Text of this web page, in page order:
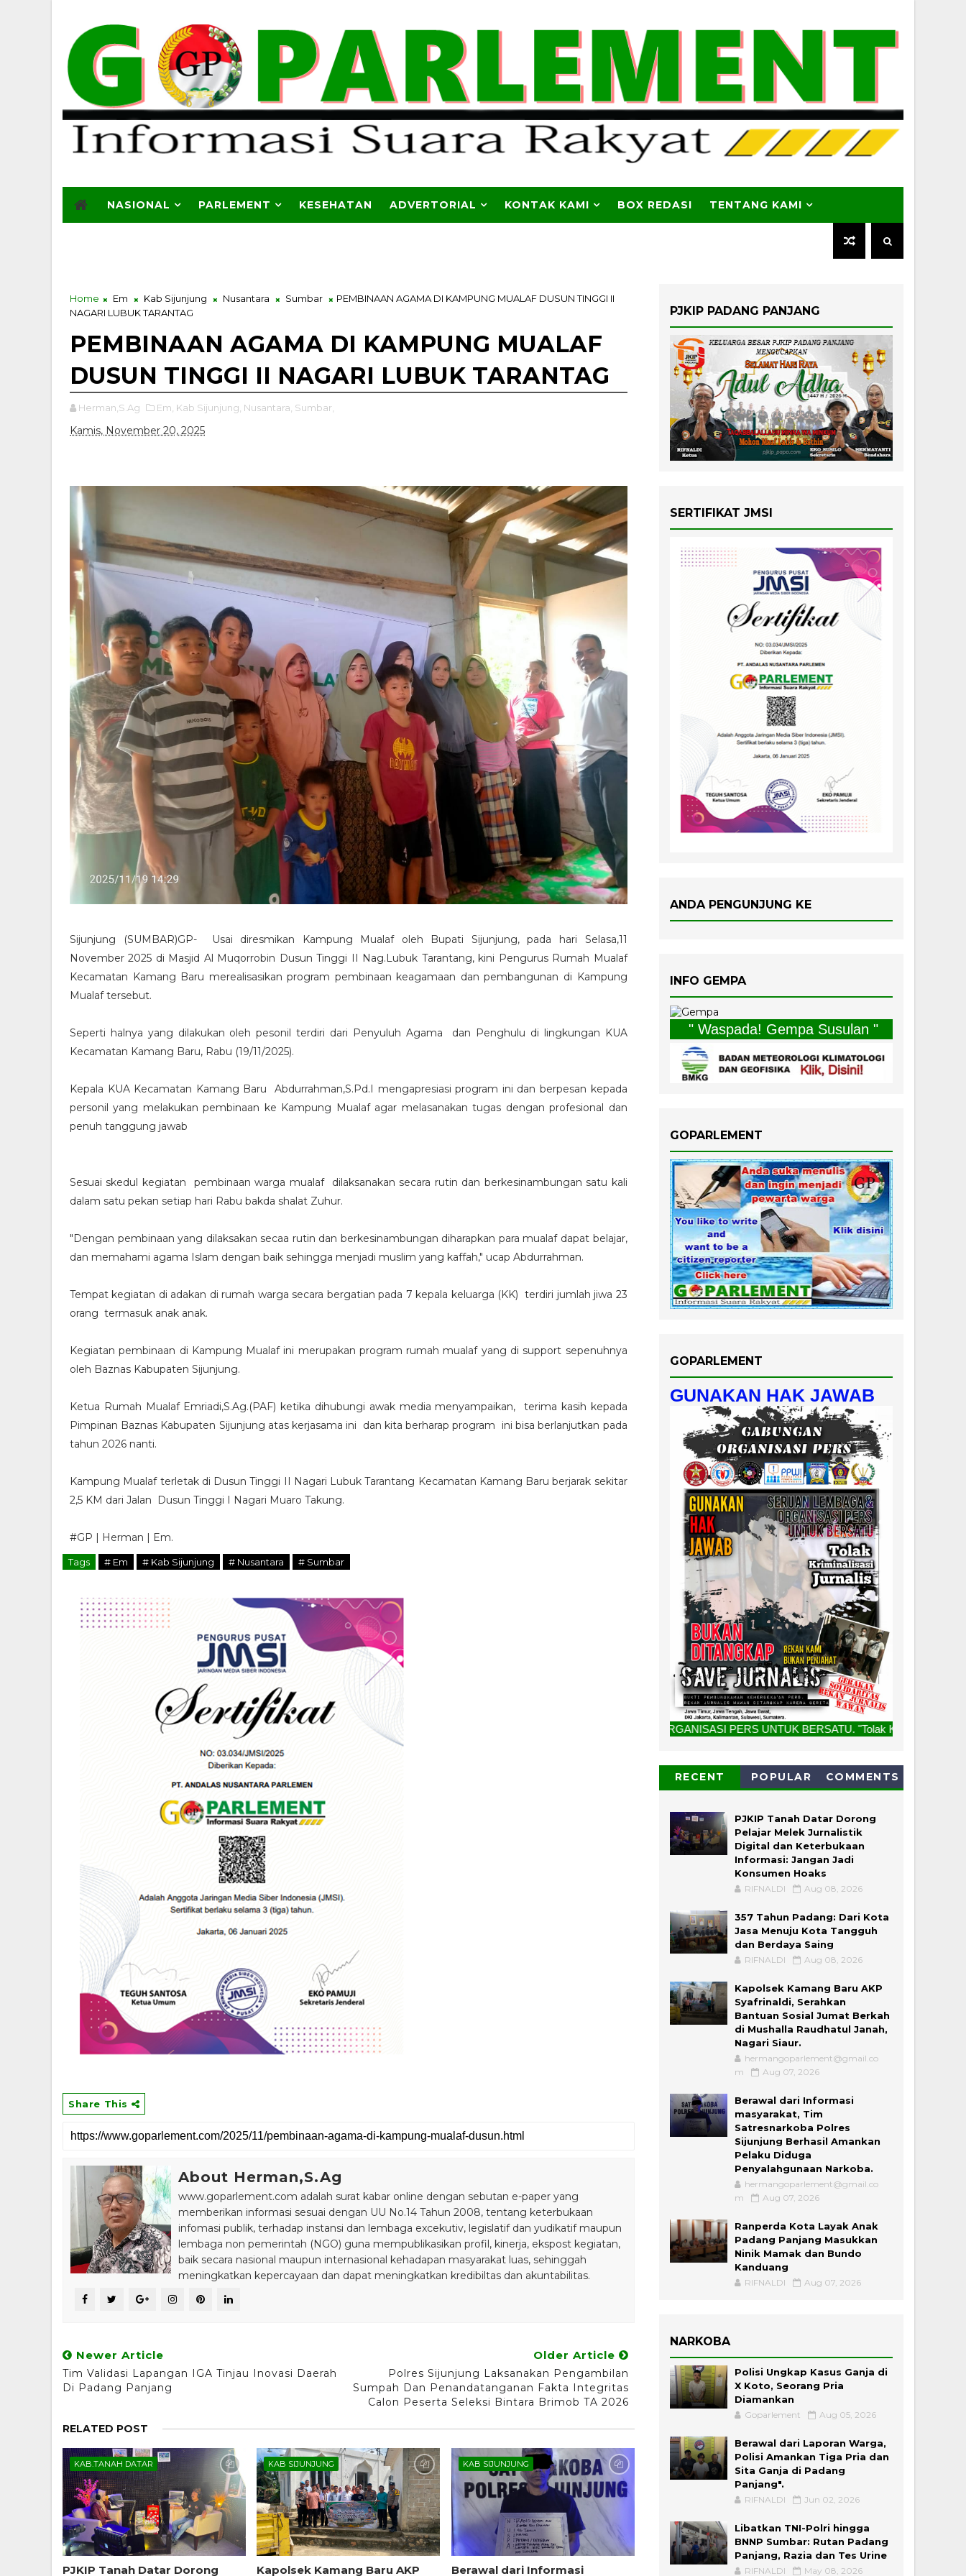
NASIONAL PARLEMENT KESEHATAN ADVERTORIAL KONTAK KAMI BOX REDASI TENTANG KAMI
Home Em Kab Sijunjung Nusantara Sumbar
PEMBINAAN AGAMA DI KAMPUNG MUALAF DUSUN TINGGI II
NAGARI LUBUK TARANTAG
PEMBINAAN AGAMA DI KAMPUNG MUALAF
DUSUN TINGGI II NAGARI LUBUK TARANTAG
Herman,S.Ag Em, Kab Sijunjung, Nusantara, Sumbar,
Kamis, November 20, 2025
Sijunjung (SUMBAR)GP- Usai diresmikan Kampung Mualaf oleh Bupati Sijunjung, pada hari Selasa,11
November 2025 di Masjid Al Muqorrobin Dusun Tinggi II Nag.Lubuk Tarantang, kini Pengurus Rumah Mualaf
Kecamatan Kamang Baru merealisasikan program pembinaan keagamaan dan pembangunan di Kampung
Mualaf tersebut.
Seperti halnya yang dilakukan oleh pesonil terdiri dari Penyuluh Agama dan Penghulu di lingkungan KUA
Kecamatan Kamang Baru, Rabu (19/11/2025).
Kepala KUA Kecamatan Kamang Baru Abdurrahman,S.Pd.I mengapresiasi program ini dan berpesan kepada
personil yang melakukan pembinaan ke Kampung Mualaf agar melasanakan tugas dengan profesional dan
penuh tanggung jawab
Sesuai skedul kegiatan pembinaan warga mualaf dilaksanakan secara rutin dan berkesinambungan satu kali
dalam satu pekan setiap hari Rabu bakda shalat Zuhur.
"Dengan pembinaan yang dilaksakan secaa rutin dan berkesinambungan diharapkan para mualaf dapat belajar,
dan memahami agama Islam dengan baik sehingga menjadi muslim yang kaffah," ucap Abdurrahman.
Tempat kegiatan di adakan di rumah warga secara bergatian pada 7 kepala keluarga (KK) terdiri jumlah jiwa 23
orang termasuk anak anak.
Kegiatan pembinaan di Kampung Mualaf ini merupakan program rumah mualaf yang di support sepenuhnya
oleh Baznas Kabupaten Sijunjung.
Ketua Rumah Mualaf Emriadi,S.Ag.(PAF) ketika dihubungi awak media menyampaikan, terima kasih kepada
Pimpinan Baznas Kabupaten Sijunjung atas kerjasama ini dan kita berharap program ini bisa berlanjutkan pada
tahun 2026 nanti.
Kampung Mualaf terletak di Dusun Tinggi II Nagari Lubuk Tarantang Kecamatan Kamang Baru berjarak sekitar
2,5 KM dari Jalan Dusun Tinggi I Nagari Muaro Takung.
#GP | Herman | Em.
Tags # Em # Kab Sijunjung # Nusantara # Sumbar
Share This
About Herman,S.Ag
www.goparlement.com adalah surat kabar online dengan sebutan e-paper yang
memberikan informasi sesuai dengan UU No.14 Tahun 2008, tentang keterbukaan
infomasi publik, terhadap instansi dan lembaga excekutiv, legislatif dan yudikatif maupun
lembaga non pemerintah (NGO) guna mempublikasikan profil, kinerja, ekspost kegiatan,
baik secara nasional maupun internasional kehadapan masyarakat luas, sehinggah
meningkatkan kepercayaan dan dapat meningkatkan kredibiltas dan akuntabilitas.
Newer Article
Tim Validasi Lapangan IGA Tinjau Inovasi Daerah
Di Padang Panjang
Older Article
Polres Sijunjung Laksanakan Pengambilan
Sumpah Dan Penandatanganan Fakta Integritas
Calon Peserta Seleksi Bintara Brimob TA 2026
RELATED POST
KAB.TANAH DATAR
PJKIP Tanah Datar Dorong
KAB SIJUNJUNG
Kapolsek Kamang Baru AKP
KAB SIJUNJUNG
Berawal dari Informasi
PJKIP PADANG PANJANG
SERTIFIKAT JMSI
ANDA PENGUNJUNG KE
INFO GEMPA
" Waspada! Gempa Susulan "
GOPARLEMENT
GOPARLEMENT
GUNAKAN HAK JAWAB
SERUAN LEMBAGA & ORGANISASI PERS UNTUK BERSATU. "Tolak Kriminalisasi Jurnalis,
RECENT POPULAR COMMENTS
PJKIP Tanah Datar Dorong
Pelajar Melek Jurnalistik
Digital dan Keterbukaan
Informasi: Jangan Jadi
Konsumen Hoaks
RIFNALDI Aug 08, 2026
357 Tahun Padang: Dari Kota
Jasa Menuju Kota Tangguh
dan Berdaya Saing
RIFNALDI Aug 08, 2026
Kapolsek Kamang Baru AKP
Syafrinaldi, Serahkan
Bantuan Sosial Jumat Berkah
di Mushalla Raudhatul Janah,
Nagari Siaur.
hermangoparlement@gmail.co
m
Aug 07, 2026
Berawal dari Informasi
masyarakat, Tim
Satresnarkoba Polres
Sijunjung Berhasil Amankan
Pelaku Diduga
Penyalahgunaan Narkoba.
hermangoparlement@gmail.co
m
Aug 07, 2026
Ranperda Kota Layak Anak
Padang Panjang Masukkan
Ninik Mamak dan Bundo
Kanduang
RIFNALDI Aug 07, 2026
NARKOBA
Polisi Ungkap Kasus Ganja di
X Koto, Seorang Pria
Diamankan
Goparlement Aug 05, 2026
Berawal dari Laporan Warga,
Polisi Amankan Tiga Pria dan
Sita Ganja di Padang
Panjang".
RIFNALDI Jun 02, 2026
Libatkan TNI-Polri hingga
BNNP Sumbar: Rutan Padang
Panjang, Razia dan Tes Urine
RIFNALDI May 08, 2026